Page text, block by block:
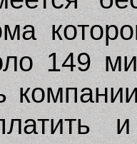
149